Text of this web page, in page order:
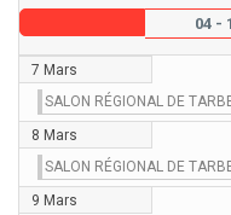
04 -
7 Mars
SALON RÉGIONAL DE
8 Mars
SALON RÉGIONAL DE
9 Mars